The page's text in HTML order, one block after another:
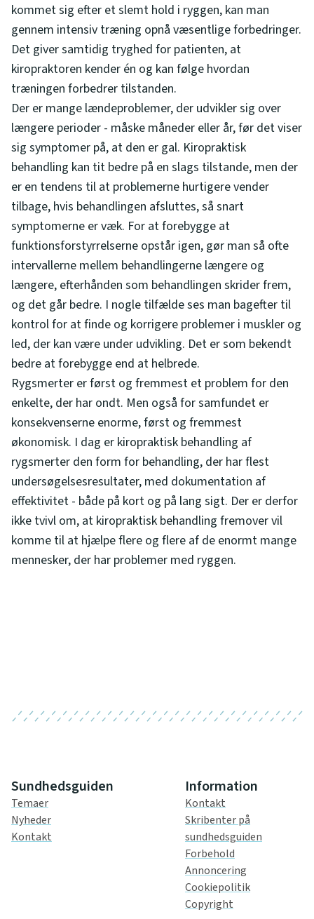
kommet sig efter et slemt hold i ryggen, kan man
gennem intensiv træning opnå væsentlige forbedringer.
Det giver samtidig tryghed for patienten, at
kiropraktoren kender én og kan følge hvordan
træningen forbedrer tilstanden.
Der er mange lændeproblemer, der udvikler sig over
længere perioder - måske måneder eller år, før det viser
sig symptomer på, at den er gal. Kiropraktisk
behandling kan tit bedre på en slags tilstande, men der
er en tendens til at problemerne hurtigere vender
tilbage, hvis behandlingen afsluttes, så snart
symptomerne er væk. For at forebygge at
funktionsforstyrrelserne opstår igen, gør man så ofte
intervallerne mellem behandlingerne længere og
længere, efterhånden som behandlingen skrider frem,
og det går bedre. I nogle tilfælde ses man bagefter til
kontrol for at finde og korrigere problemer i muskler og
led, der kan være under udvikling. Det er som bekendt
bedre at forebygge end at helbrede.
Rygsmerter er først og fremmest et problem for den
enkelte, der har ondt. Men også for samfundet er
konsekvenserne enorme, først og fremmest
økonomisk. I dag er kiropraktisk behandling af
rygsmerter den form for behandling, der har flest
undersøgelsesresultater, med dokumentation af
effektivitet - både på kort og på lang sigt. Der er derfor
ikke tvivl om, at kiropraktisk behandling fremover vil
komme til at hjælpe flere og flere af de enormt mange
mennesker, der har problemer med ryggen.
Sundhedsguiden
Temaer
Nyheder
Kontakt
Information
Kontakt
Skribenter på
sundhedsguiden
Forbehold
Annoncering
Cookiepolitik
Copyright